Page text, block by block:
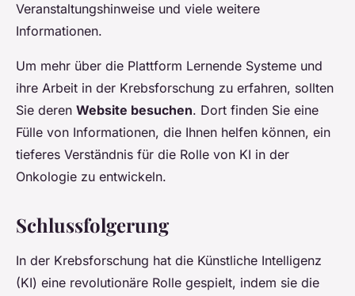
Veranstaltungshinweise und viele weitere
Informationen.
Um mehr über die Plattform Lernende Systeme und
ihre Arbeit in der Krebsforschung zu erfahren, sollten
Sie deren Website besuchen. Dort finden Sie eine
Fülle von Informationen, die Ihnen helfen können, ein
tieferes Verständnis für die Rolle von KI in der
Onkologie zu entwickeln.
Schlussfolgerung
In der Krebsforschung hat die Künstliche Intelligenz
(KI) eine revolutionäre Rolle gespielt, indem sie die